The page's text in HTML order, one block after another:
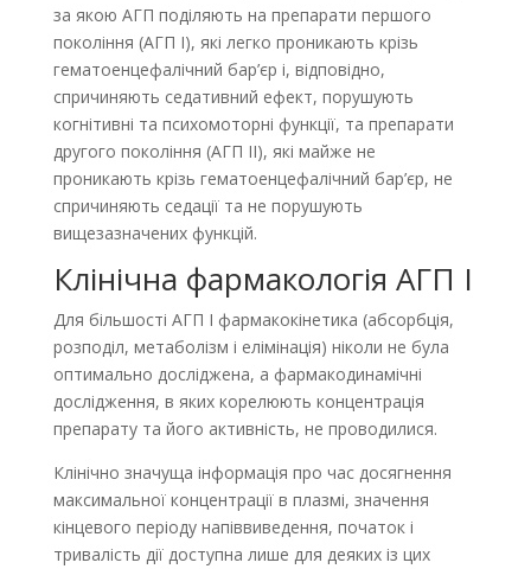
за якою АГП поділяють на препарати першого
покоління (АГП І), які легко проникають крізь
гематоенцефалічний бар’єр і, відповідно,
спричиняють седативний ефект, порушують
когнітивні та психомоторні функції, та препарати
другого покоління (АГП ІІ), які майже не
проникають крізь гематоенцефалічний бар’єр, не
спричиняють седації та не порушують
вищезазначених функцій.
Клінічна фармакологія АГП І
Для більшості АГП І фармакокінетика (абсорбція,
розподіл, метаболізм і елімінація) ніколи не була
оптимально досліджена, а фармакодинамічні
дослід­ження, в яких корелюють концентрація
препарату та його активність, не проводилися.
Клінічно значуща інформація про час досягнення
максимальної концентрації в плазмі, значення
кінцевого періоду напіввиведення, початок і
тривалість дії доступна лише для деяких із цих